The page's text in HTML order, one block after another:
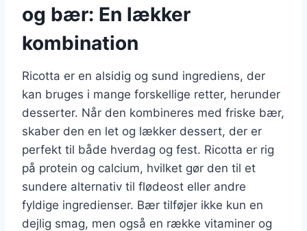
og bær: En lækker
kombination
Ricotta er en alsidig og sund ingrediens, der
kan bruges i mange forskellige retter, herunder
desserter. Når den kombineres med friske bær,
skaber den en let og lækker dessert, der er
perfekt til både hverdag og fest. Ricotta er rig
på protein og calcium, hvilket gør den til et
sundere alternativ til flødeost eller andre
fyldige ingredienser. Bær tilføjer ikke kun en
dejlig smag, men også en række vitaminer og